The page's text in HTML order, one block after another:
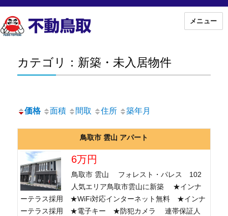
メニュー
カテゴリ：新築・未入居物件
価格 面積 間取 住所 築年月
鳥取市 雲山 アパート
6万円
鳥取市 雲山 フォレスト・パレス 102
人気エリア鳥取市雲山に新築 ★インナ
ーテラス採用 ★WiFi対応インターネット無料 ★インナ
ーテラス採用 ★電子キー ★防犯カメラ 連帯保証人